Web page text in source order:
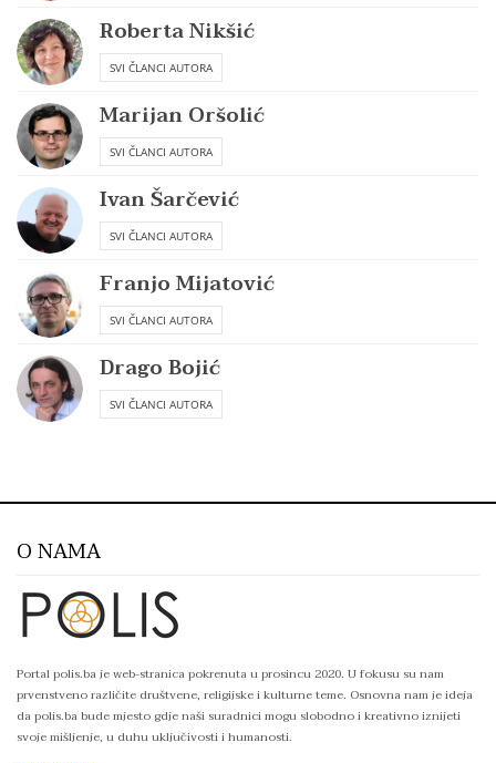
Roberta Nikšić
SVI ČLANCI AUTORA
Marijan Oršolić
SVI ČLANCI AUTORA
Ivan Šarčević
SVI ČLANCI AUTORA
Franjo Mijatović
SVI ČLANCI AUTORA
Drago Bojić
SVI ČLANCI AUTORA
O NAMA
Portal polis.ba je web-stranica pokrenuta u prosincu 2020. U fokusu su nam
prvenstveno različite društvene, religijske i kulturne teme. Osnovna nam je ideja
da polis.ba bude mjesto gdje naši suradnici mogu slobodno i kreativno iznijeti
svoje mišljenje, u duhu uključivosti i humanosti.